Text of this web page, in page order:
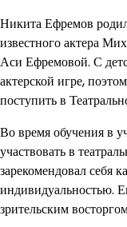
Никита Ефремов
известного актера
Аси Ефремовой. С
актерской игре,
поступить в
Во время обучения в
участвовать в
зарекомендовал себя
индивидуальностью.
зрительским